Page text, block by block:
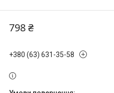
798 ₴
+380 (63) 631-35-58